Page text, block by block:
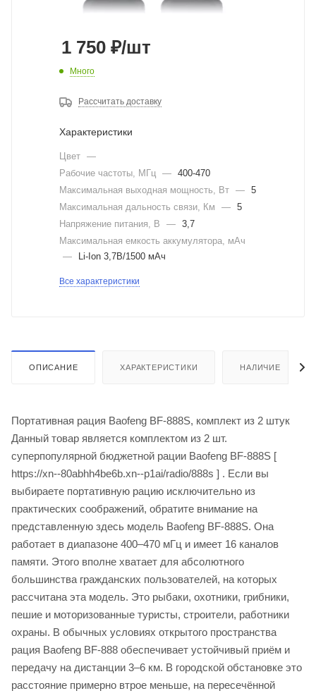
1 750 ₽/шт
Много
Рассчитать доставку
Характеристики
Цвет —
Рабочие частоты, МГц
— 400-470
Максимальная выходная мощность, Вт — 5
Максимальная дальность связи, Км
— 5
Напряжение питания, В
— 3,7
Максимальная емкость аккумулятора, мАч
—
Li-Ion 3,7В/1500 мАч
Все характеристики
ОПИСАНИЕ ХАРАКТЕРИСТИКИ НАЛИЧИЕ
Портативная рация Baofeng BF-888S, комплект из 2 штук
Данный товар является комплектом из 2 шт.
суперпопулярной бюджетной рации Baofeng BF-888S [
https://xn--80abhh4be6b.xn--p1ai/radio/888s ] . Если вы
выбираете портативную рацию исключительно из
практических соображений, обратите внимание на
представленную здесь модель Baofeng BF-888S. Она
работает в диапазоне 400–470 мГц и имеет 16 каналов
памяти. Этого вполне хватает для абсолютного
большинства гражданских пользователей, на которых
рассчитана эта модель. Это рыбаки, охотники, грибники,
пешие и моторизованные туристы, строители, работники
охраны. В обычных условиях открытого пространства
рация Baofeng BF-888 обеспечивает устойчивый приём и
передачу на дистанции 3–6 км. В городской обстановке это
расстояние примерно втрое меньше, на пересечённой